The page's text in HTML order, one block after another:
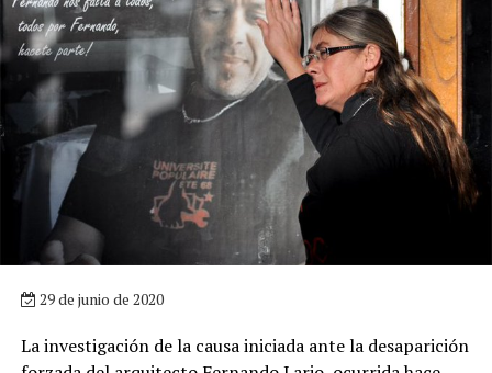
29 de junio de 2020
La investigación de la causa iniciada ante la desaparición